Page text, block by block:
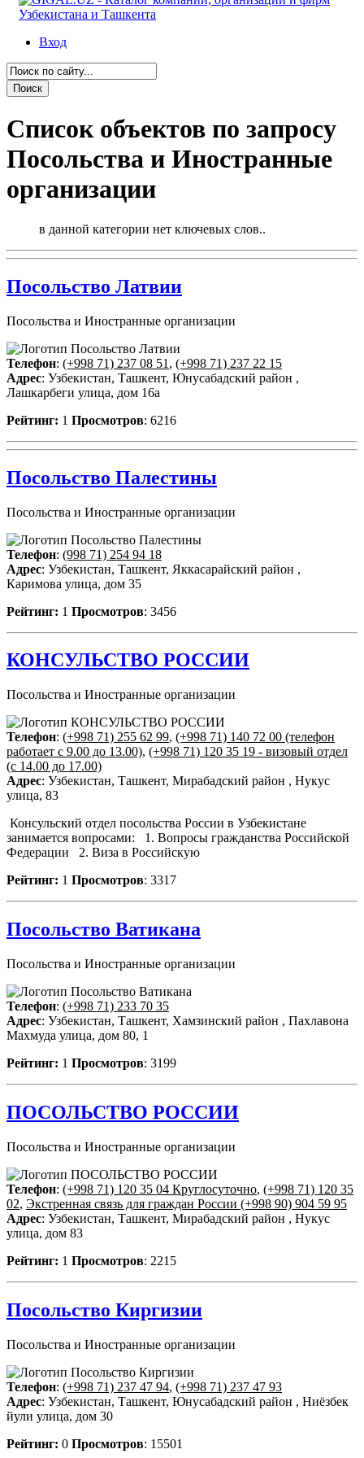
Вход
Список объектов по запросу
Посольства и Иностранные
организации
в данной категории нет ключевых слов..
Посольство Латвии
Посольства и Иностранные организации
Телефон: (+998 71) 237 08 51 , (+998 71) 237 22 15
Адрес: Узбекистан, Ташкент, Юнусабадский район ,
Лашкарбеги улица, дом 16а
Рейтинг: 1 Просмотров: 6216
Посольство Палестины
Посольства и Иностранные организации
Телефон: (998 71) 254 94 18
Адрес: Узбекистан, Ташкент, Яккасарайский район ,
Каримова улица, дом 35
Рейтинг: 1 Просмотров: 3456
КОНСУЛЬСТВО РОССИИ
Посольства и Иностранные организации
Телефон: (+998 71) 255 62 99, (+998 71) 140 72 00 (телефон
работает с 9.00 до 13.00), (+998 71) 120 35 19 - визовый отдел
(с 14.00 до 17.00)
Адрес: Узбекистан, Ташкент, Мирабадский район , Нукус
улица, 83
Консульский отдел посольства России в Узбекистане
занимается вопросами: 1. Вопросы гражданства Российской
Федерации 2. Виза в Российскую
Рейтинг: 1 Просмотров: 3317
Посольство Ватикана
Посольства и Иностранные организации
Телефон: (+998 71) 233 70 35
Адрес: Узбекистан, Ташкент, Хамзинский район , Пахлавона
Махмуда улица, дом 80, 1
Рейтинг: 1 Просмотров: 3199
ПОСОЛЬСТВО РОССИИ
Посольства и Иностранные организации
Телефон: (+998 71) 120 35 04 Круглосуточно, (+998 71) 120 35
02, Экстренная связь для граждан России (+998 90) 904 59 95
Адрес: Узбекистан, Ташкент, Мирабадский район , Нукус
улица, дом 83
Рейтинг: 1 Просмотров: 2215
Посольство Киргизии
Посольства и Иностранные организации
Телефон: (+998 71) 237 47 94, (+998 71) 237 47 93
Адрес: Узбекистан, Ташкент, Юнусабадский район , Ниёзбек
йули улица, дом 30
Рейтинг: 0 Просмотров: 15501